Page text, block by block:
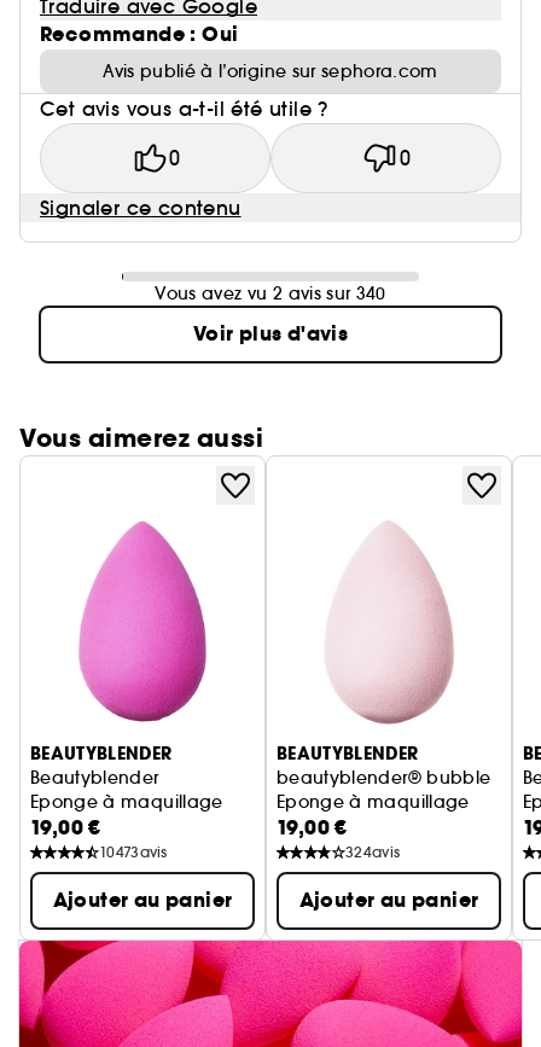
Traduire avec Google
Recommande : Oui
Avis publié à l’origine sur sephora.com
Cet avis vous a-t-il été utile ?
0 0
Signaler ce contenu
Vous avez vu 2 avis sur 340
Voir plus d'avis
Vous aimerez aussi
Ignorer le carrousel produits
BEAUTYBLENDER
Beautyblender
Eponge à maquillage
19,00 €
10473avis
Ajouter au panier
BEAUTYBLENDER
beautyblender® bubble
Eponge à maquillage
19,00 €
324avis
Ajouter au panier